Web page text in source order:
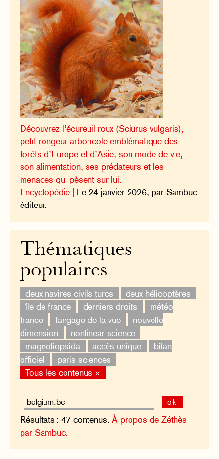
Découvrez l’écureuil roux (Sciurus vulgaris),
petit rongeur arboricole emblématique des
forêts d’Europe et d’Asie, son mode de vie,
son alimentation, ses prédateurs et les
menaces qui pèsent sur lui.
Encyclopédie | Le 24 janvier 2026, par Sambuc
éditeur.
Thématiques
populaires
deux navires civils turcs
deux hélicoptères
île de france
derniers droits
météo
france
langage de la vue
nouvelle
dimension
nonlinear science
magnoliopsida
accès unique
bilan
officiel
paris sciences
Tous les contenus ×
ok
Résultats : 47 contenus.À propos de Zéthès
par Sambuc.